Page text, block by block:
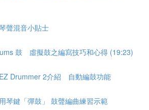
聲混音小貼士
鼓 虛擬鼓之編寫技巧和心得 (19:23)
Drummer 2介紹 自動編鼓功能
琴鍵「彈鼓」 鼓聲編曲練習示範